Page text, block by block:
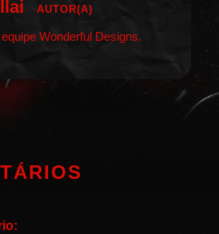
AUTOR(A)
Wonderful Designs.